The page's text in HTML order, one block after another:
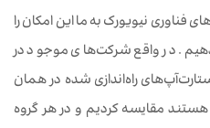
فناوری نیویورک به ما این امکان را
در واقع شرکت‌های موجود در
راه‌اندازی شده در همان
مقایسه کردیم و در هر گروه